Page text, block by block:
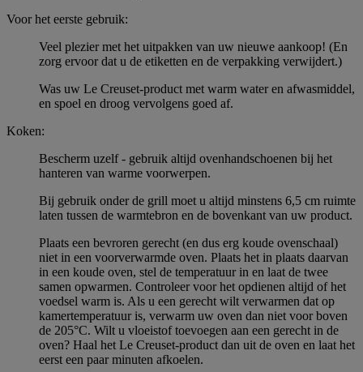
Voor het eerste gebruik:
Veel plezier met het uitpakken van uw nieuwe aankoop! (En
zorg ervoor dat u de etiketten en de verpakking verwijdert.)
Was uw Le Creuset-product met warm water en afwasmiddel,
en spoel en droog vervolgens goed af.
Koken:
Bescherm uzelf - gebruik altijd ovenhandschoenen bij het
hanteren van warme voorwerpen.
Bij gebruik onder de grill moet u altijd minstens 6,5 cm ruimte
laten tussen de warmtebron en de bovenkant van uw product.
Plaats een bevroren gerecht (en dus erg koude ovenschaal)
niet in een voorverwarmde oven. Plaats het in plaats daarvan
in een koude oven, stel de temperatuur in en laat de twee
samen opwarmen. Controleer voor het opdienen altijd of het
voedsel warm is. Als u een gerecht wilt verwarmen dat op
kamertemperatuur is, verwarm uw oven dan niet voor boven
de 205°C. Wilt u vloeistof toevoegen aan een gerecht in de
oven? Haal het Le Creuset-product dan uit de oven en laat het
eerst een paar minuten afkoelen.